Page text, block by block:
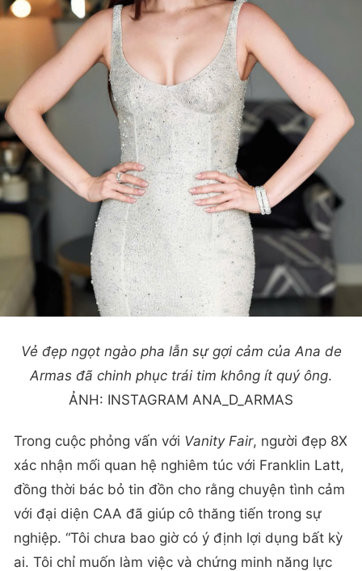
Vẻ đẹp ngọt ngào pha lẫn sự gợi cảm của Ana de
Armas đã chinh phục trái tim không ít quý ông.
ẢNH: INSTAGRAM ANA_D_ARMAS
Trong cuộc phỏng vấn với Vanity Fair, người đẹp 8X
xác nhận mối quan hệ nghiêm túc với Franklin Latt,
đồng thời bác bỏ tin đồn cho rằng chuyện tình cảm
với đại diện CAA đã giúp cô thăng tiến trong sự
nghiệp. “Tôi chưa bao giờ có ý định lợi dụng bất kỳ
ai. Tôi chỉ muốn làm việc và chứng minh năng lực